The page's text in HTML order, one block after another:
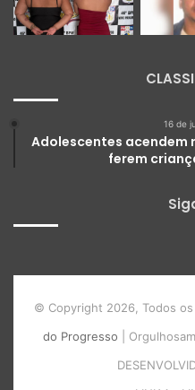
16 de
Adolescentes acendem
ferem
© Copyright 2026, Todos
do Progresso |